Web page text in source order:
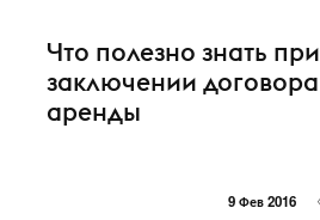
Что полезно знать при
заключении договора
аренды
9 Фев 2016